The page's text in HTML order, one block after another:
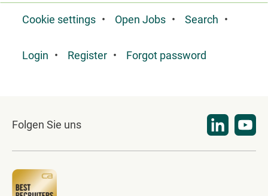
Cookie settings Open Jobs Search
Login Register Forgot password
Folgen Sie uns